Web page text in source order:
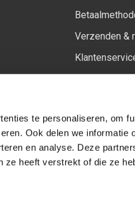
te personaliseren, om
Ook delen we informatie
en analyse. Deze
ze heeft verstrekt of die ze
Verzenden &
Volg ons op:
Facebook
Youtube